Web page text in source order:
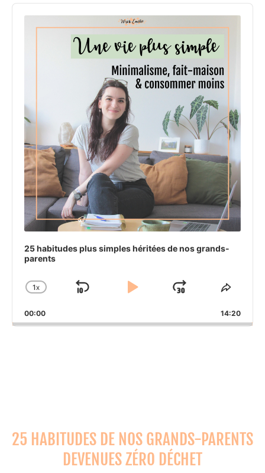
Audio
25 habitudes plus simples héritées de nos grands-
parents
CHANGE
RATE
1X
SKIP
PLAYJUMP
00:00 14:20
25 HABITUDES DE NOS GRANDS-PARENTS
DEVENUES ZÉRO DÉCHET